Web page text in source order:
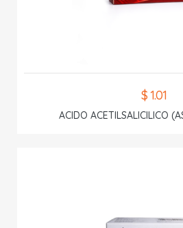
$ 1.01
ACIDO ACETILSALICILICO